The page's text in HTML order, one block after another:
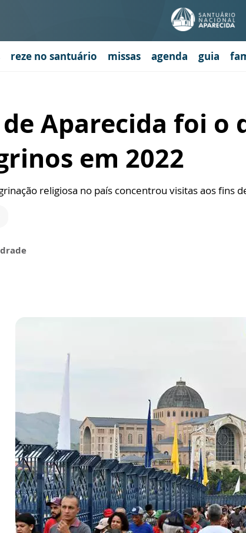
reze no santuário missas agenda guia
Aparecida foi o
em 2022
religiosa no país concentrou visitas aos fins